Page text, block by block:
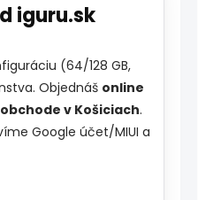
iguru.sk
(64/128 GB,
Objednáš online
obchode v Košiciach.
Google účet/MIUI a